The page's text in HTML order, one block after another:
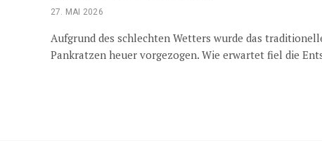
27. MAI 2026
Aufgrund des schlechten Wetters wurde das
Pankratzen heuer vorgezogen. Wie erwartet fiel die